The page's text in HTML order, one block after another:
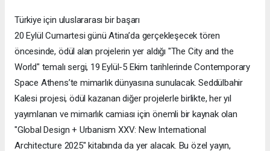
Türkiye için uluslararası bir başarı
20 Eylül Cumartesi günü Atina’da gerçekleşecek tören
öncesinde, ödül alan projelerin yer aldığı "The City and the
World" temalı sergi, 19 Eylül-5 Ekim tarihlerinde Contemporary
Space Athens’te mimarlık dünyasına sunulacak. Seddülbahir
Kalesi projesi, ödül kazanan diğer projelerle birlikte, her yıl
yayımlanan ve mimarlık camiası için önemli bir kaynak olan
"Global Design + Urbanism XXV: New International
Architecture 2025" kitabında da yer alacak. Bu özel yayın,